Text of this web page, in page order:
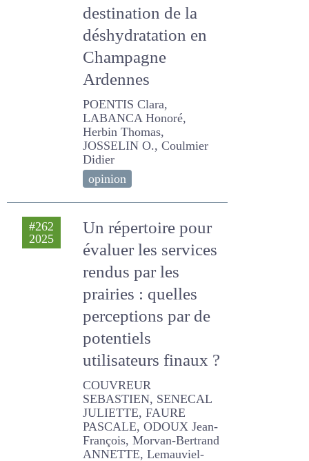
système céréalier :
Exemple de la
luzerne à
destination de la
Champagne
Ardennes
POENTIS Clara, LABANCA
Honoré, Herbin Thomas,
JOSSELIN O., Coulmier
Didier
opinion
Un répertoire pour
évaluer les services
rendus par les
prairies : quelles
perceptions par de
potentiels
utilisateurs finaux
?
COUVREUR SEBASTIEN,